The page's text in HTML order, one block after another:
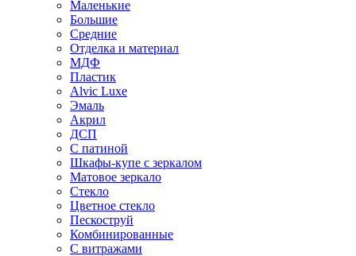
Маленькие
Большие
Средние
Отделка и материал
МДФ
Пластик
Alvic Luxe
Эмаль
Акрил
ДСП
С патиной
Шкафы-купе с зеркалом
Матовое зеркало
Стекло
Цветное стекло
Пескоструй
Комбинированные
С витражами